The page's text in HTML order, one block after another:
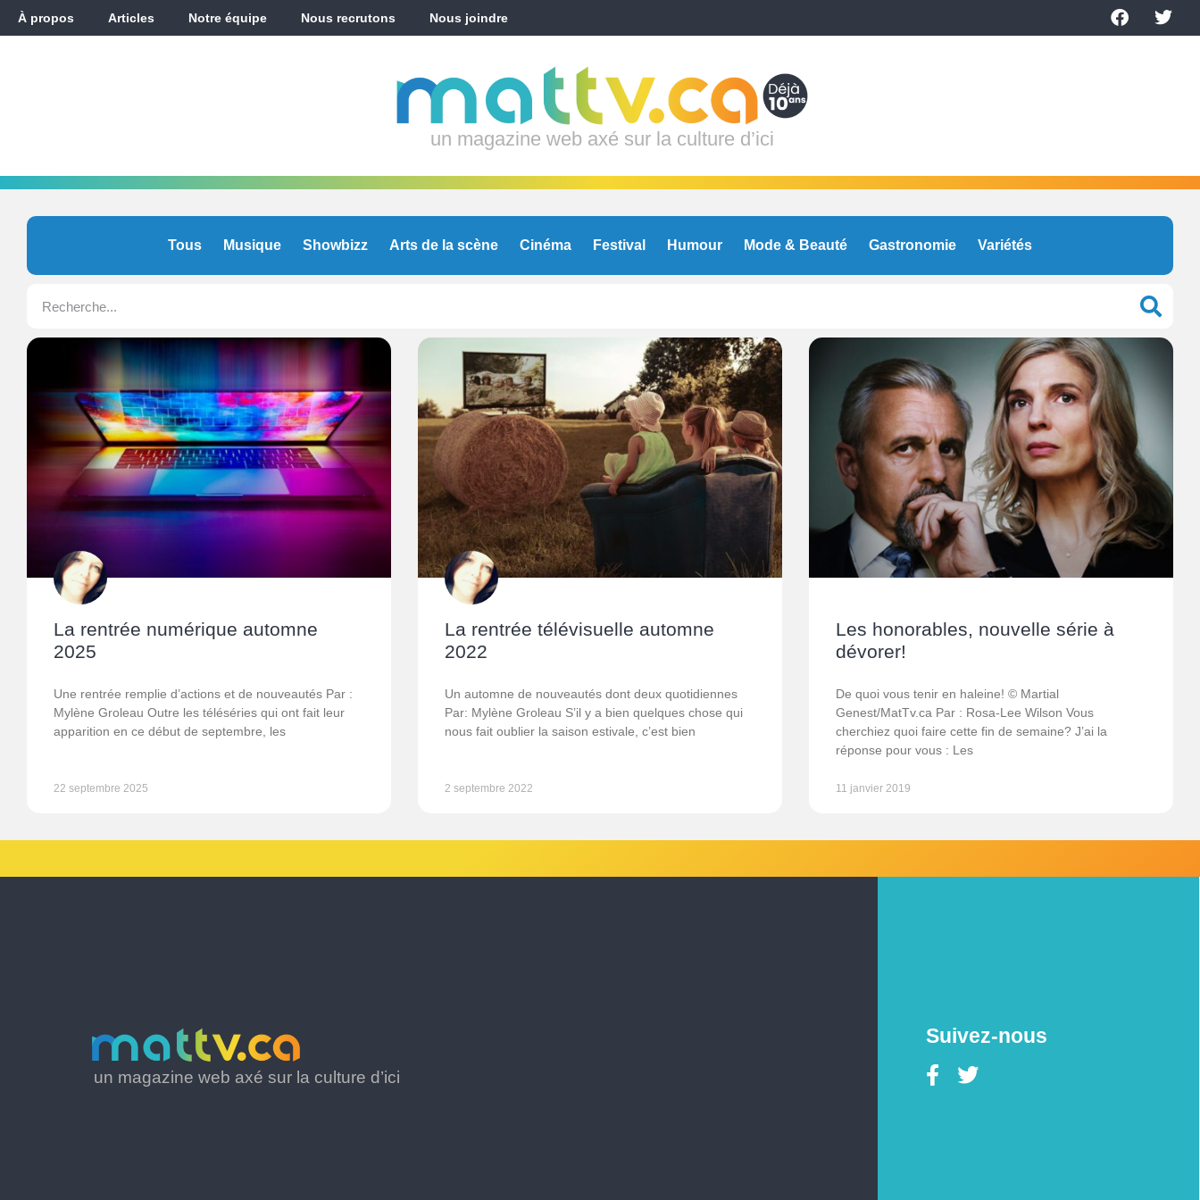
À propos Articles Notre équipe Nous recrutons Nous joindre
un magazine web axé sur la culture d’ici
Tous Musique Showbizz Arts de la scène Cinéma Festival Humour Mode & Beauté Gastronomie Variétés
La rentrée numérique automne
2025
Une rentrée remplie d’actions et de nouveautés Par :
Mylène Groleau Outre les téléséries qui ont fait leur
apparition en ce début de septembre, les
22 septembre 2025
La rentrée télévisuelle automne
2022
Un automne de nouveautés dont deux quotidiennes
Par: Mylène Groleau S’il y a bien quelques chose qui
nous fait oublier la saison estivale, c’est bien
2 septembre 2022
Les honorables, nouvelle série à
dévorer!
De quoi vous tenir en haleine! © Martial
Genest/MatTv.ca Par : Rosa-Lee Wilson Vous
cherchiez quoi faire cette fin de semaine? J’ai la
réponse pour vous : Les
11 janvier 2019
un magazine web axé sur la culture d’ici
Suivez-nous